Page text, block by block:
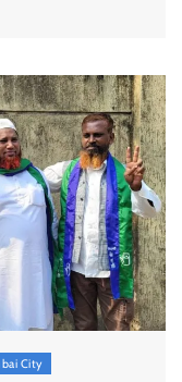
City